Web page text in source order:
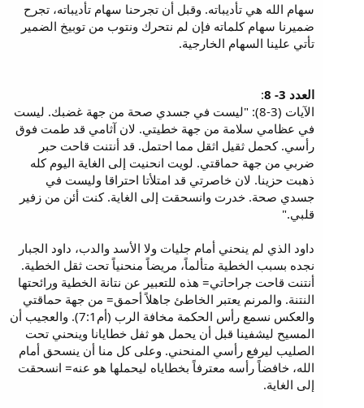
سهام الله هي تأديباته. وقبل أن تجرحنا سهام تأديباته، تجرح
ضميرنا سهام كلماته فإن لم نتحرك ونتوب من توبيخ الضمير
تأتي علينا السهام الخارجية.
العدد 3- 8
:
الآيات (3-8): "ليست في جسدي صحة من جهة غضبك. ليست
في عظامي سلامة من جهة خطيتي. لان آثامي قد طمت فوق
رأسي. كحمل ثقيل اثقل مما احتمل. قد أنتنت قاحت حبر
ضربي من جهة حماقتي. لويت انحنيت إلى الغاية اليوم كله
ذهبت حزينا. لان خاصرتي قد امتلأتا احتراقا وليست في
جسدي صحة. خدرت وانسحقت إلى الغاية. كنت أئن من زفير
قلبي."
داود الذي لم ينحني أمام جليات ولا الأسد والدب، داود الجبار
نجده بسبب الخطية متألماً، مريضاً منحنياً تحت ثقل الخطية.
أنتنت قاحت جراحاتي= هذه للتعبير عن نتانة الخطية ورائحتها
النتنة. والمرنم يعتبر الخاطئ جاهلاً أحمق= من جهة حماقتي
والعكس نسمع رأس الحكمة مخافة الرب (أم7:1). والعجيب أن
المسيح ليشفينا قبل أن يحمل هو ثفل خطايانا وينحني تحت
الصليب ليرفع رأسي المنحني. وعلى كل منا أن ينسحق أمام
الله، خافضاً رأسه معترفاً بخطاياه ليحملها هو عنه= انسحقت
إلى الغاية.